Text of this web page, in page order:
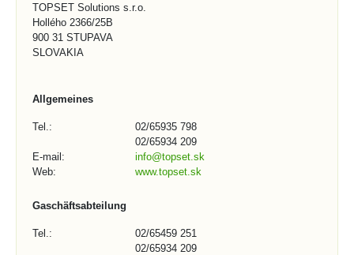
TOPSET Solutions s.r.o.
Hollého 2366/25B
900 31 STUPAVA
SLOVAKIA
Allgemeines
Tel.:
02/65935 798
02/65934 209
E-mail:
info@topset.sk
Web:
www.topset.sk
Gaschäftsabteilung
Tel.:
02/65459 251
02/65934 209